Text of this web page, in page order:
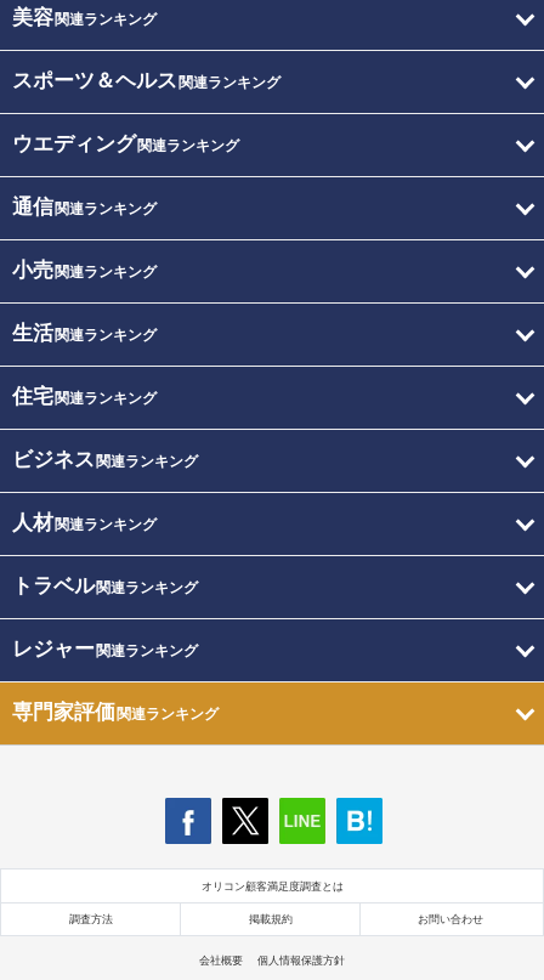
美容関連ランキング
スポーツ＆ヘルス 関連ランキング
ウエディング関連ランキング
通信関連ランキング
小売関連ランキング
生活関連ランキング
住宅関連ランキング
ビジネス 関連ランキング
人材関連ランキング
トラベル関連ランキング
レジャー関連ランキング
専門家評価関連ランキング
オリコン顧客満足度調査とは
調査方法 掲載規約 お問い合わせ
会社概要 個人情報保護方針